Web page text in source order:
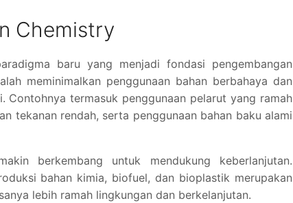
Chemistry
baru yang menjadi fondasi pengembangan
meminimalkan penggunaan bahan berbahaya dan
Contohnya termasuk penggunaan pelarut yang ramah
tekanan rendah, serta penggunaan bahan baku alami
berkembang untuk mendukung keberlanjutan.
bahan kimia, biofuel, dan bioplastik merupakan
lebih ramah lingkungan dan berkelanjutan.